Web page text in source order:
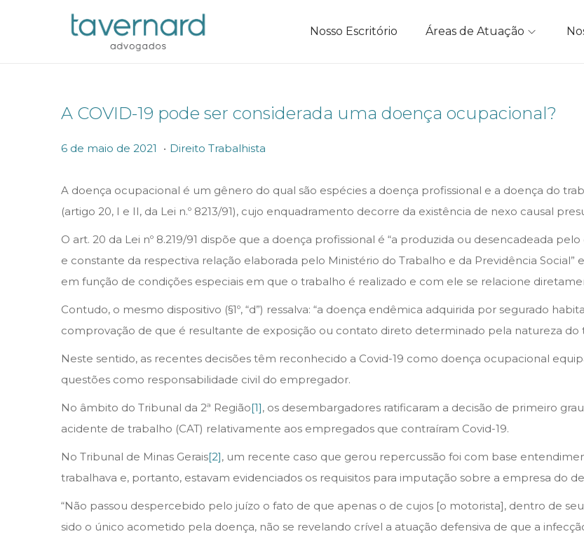
Nosso Escritório Áreas de Atuação
A COVID-19 pode ser considerada uma doença ocupacional?
P
s
t
6 de maio de 2021
6
e
m
e
2
0
2
. P
s
t
Direito Trabalhista
A doença ocupacional é um gênero do qual são espécies a doença profissional e a doença do
(artigo 20, I e II, da Lei n.º 8213/91), cujo enquadramento decorre da existência de nexo causal
O art. 20 da Lei nº 8.219/91 dispõe que a doença profissional é “a produzida ou desencadeada
e constante da respectiva relação elaborada pelo Ministério do Trabalho e da Previdência Social”
em função de condições especiais em que o trabalho é realizado e com ele se relacione
Contudo, o mesmo dispositivo (§1º, “d”) ressalva: “a doença endêmica adquirida por segurado
comprovação de que é resultante de exposição ou contato direto determinado pela natureza do
Neste sentido, as recentes decisões têm reconhecido a Covid-19 como doença ocupacional
questões como responsabilidade civil do empregador.
No âmbito do Tribunal da 2ª Região[1], os desembargadores ratificaram a decisão de primeiro
acidente de trabalho (CAT) relativamente aos empregados que contraíram Covid-19.
No Tribunal de Minas Gerais[2], um recente caso que gerou repercussão foi com base
trabalhava e, portanto, estavam evidenciados os requisitos para imputação sobre a empresa do
“Não passou despercebido pelo juízo o fato de que apenas o de cujos [o motorista], dentro de
sido o único acometido pela doença, não se revelando crível a atuação defensiva de que a